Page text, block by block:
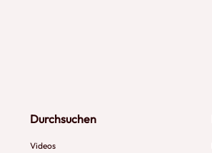
Durchsuchen
Videos